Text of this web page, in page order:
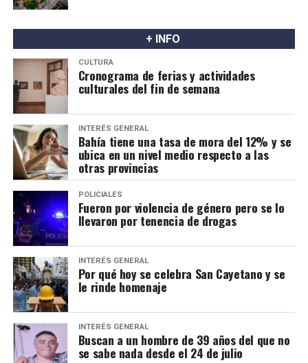
+ INFO
CULTURA
Cronograma de ferias y actividades
culturales del fin de semana
INTERÉS GENERAL
Bahía tiene una tasa de mora del 12% y se
ubica en un nivel medio respecto a las
otras provincias
POLICIALES
Fueron por violencia de género pero se lo
llevaron por tenencia de drogas
INTERÉS GENERAL
Por qué hoy se celebra San Cayetano y se
le rinde homenaje
INTERÉS GENERAL
Buscan a un hombre de 39 años del que no
se sabe nada desde el 24 de julio